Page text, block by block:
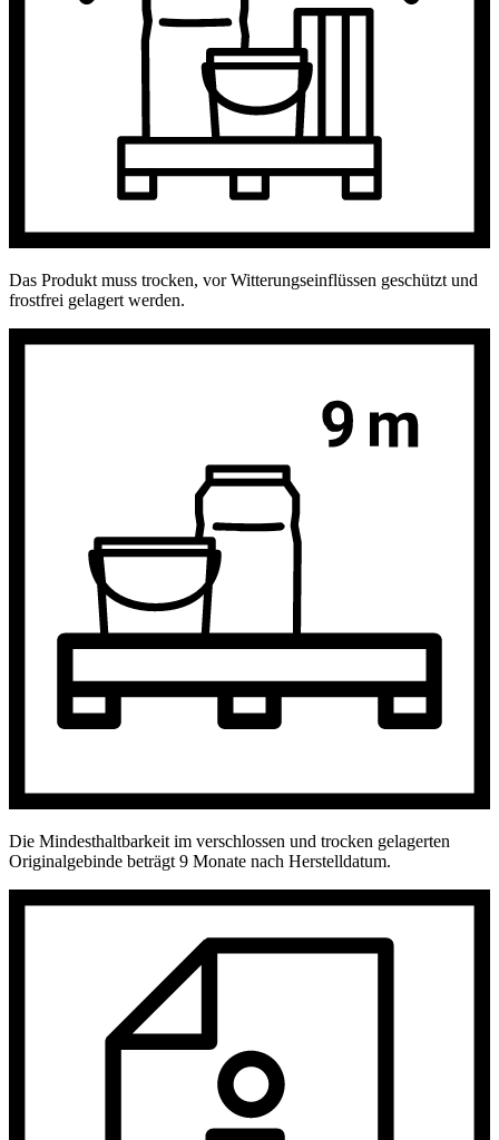
Das Produkt muss trocken, vor Witterungseinflüssen geschützt und
frostfrei gelagert werden.
Die Mindesthaltbarkeit im verschlossen und trocken gelagerten
Originalgebinde beträgt 9 Monate nach Herstelldatum.